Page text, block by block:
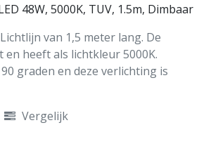
48W, 5000K, TUV, 1.5m, Dimbaar
van 1,5 meter lang. De
en heeft als lichtkleur 5000K.
graden en deze verlichting is
Vergelijk